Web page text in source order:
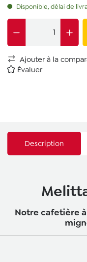
Disponible, délai de
Ajouter à la
Évaluer
Description
Notre cafetière